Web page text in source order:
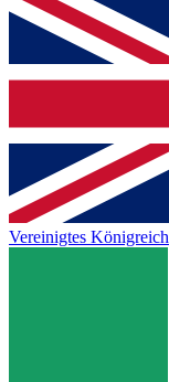
Vereinigtes Königreich